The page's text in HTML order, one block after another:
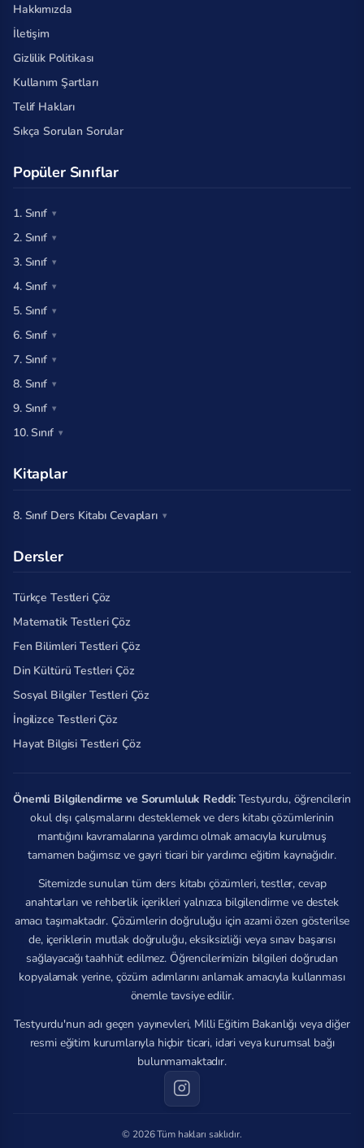
Hakkımızda
İletişim
Gizlilik Politikası
Kullanım Şartları
Telif Hakları
Sıkça Sorulan Sorular
Popüler Sınıflar
1. Sınıf
2. Sınıf
3. Sınıf
4. Sınıf
5. Sınıf
6. Sınıf
7. Sınıf
8. Sınıf
9. Sınıf
10. Sınıf
Kitaplar
8. Sınıf Ders Kitabı Cevapları
Dersler
Türkçe Testleri Çöz
Matematik Testleri Çöz
Fen Bilimleri Testleri Çöz
Din Kültürü Testleri Çöz
Sosyal Bilgiler Testleri Çöz
İngilizce Testleri Çöz
Hayat Bilgisi Testleri Çöz
Önemli Bilgilendirme ve Sorumluluk Reddi: Testyurdu, öğrencilerin
okul dışı çalışmalarını desteklemek ve ders kitabı çözümlerinin
mantığını kavramalarına yardımcı olmak amacıyla kurulmuş
tamamen bağımsız ve gayri ticari bir yardımcı eğitim kaynağıdır.
Sitemizde sunulan tüm ders kitabı çözümleri, testler, cevap
anahtarları ve rehberlik içerikleri yalnızca bilgilendirme ve destek
amacı taşımaktadır. Çözümlerin doğruluğu için azami özen gösterilse
de, içeriklerin mutlak doğruluğu, eksiksizliği veya sınav başarısı
sağlayacağı taahhüt edilmez. Öğrencilerimizin bilgileri doğrudan
kopyalamak yerine, çözüm adımlarını anlamak amacıyla kullanması
önemle tavsiye edilir.
Testyurdu'nun adı geçen yayınevleri, Milli Eğitim Bakanlığı veya diğer
resmi eğitim kurumlarıyla hiçbir ticari, idari veya kurumsal bağı
bulunmamaktadır.
© 2026 Tüm hakları saklıdır.